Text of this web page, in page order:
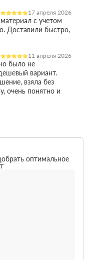
17 апреля 2026
с учетом
Доставили быстро,
11 апреля 2026
было не
вариант.
взяла без
очень понятно и
03 марта 2026
но помогли
и помогли
небольшой, но
заказывать еще
оптимальное